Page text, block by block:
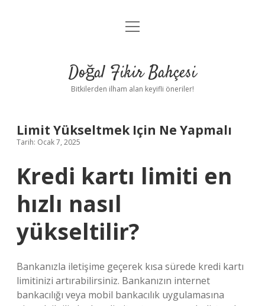
Anasayfa
Yasal Uyarı
menüyü
Doğal Fikir Bahçesi
Bitkilerden ilham alan keyifli öneriler!
Limit Yükseltmek Için Ne Yapmalı
Tarih: Ocak 7, 2025
Kredi kartı limiti en
hızlı nasıl
yükseltilir?
Bankanızla iletişime geçerek kısa sürede kredi kartı
limitinizi artırabilirsiniz. Bankanızın internet
bankacılığı veya mobil bankacılık uygulamasına